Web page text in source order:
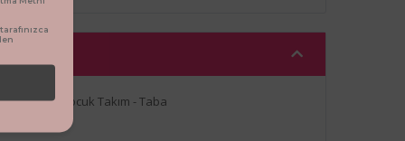
4’lü Kız Çocuk Takım - Taba